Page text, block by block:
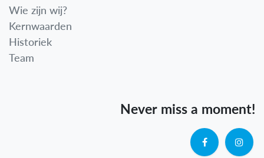
Wie zijn wij?
Kernwaarden
Historiek
Team
Never miss a moment!